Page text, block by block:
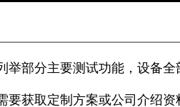
举部分主要测试功能，设备全
要获取定制方案或公司介绍资